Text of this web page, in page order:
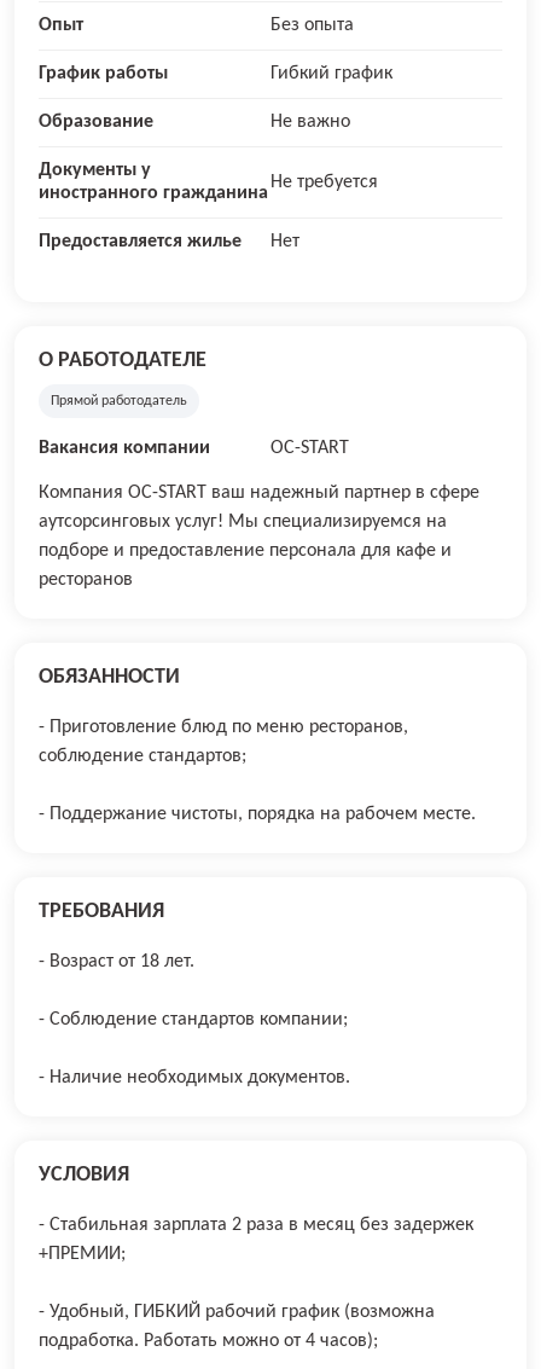
Опыт Без опыта
График работы Гибкий график
Образование Не важно
Документы у
иностранного гражданина
Не требуется
Предоставляется жилье Нет
О РАБОТОДАТЕЛЕ
Прямой работодатель
Вакансия компании OC-START
Компания OC-START ваш надежный партнер в сфере
аутсорсинговых услуг! Мы специализируемся на
подборе и предоставление персонала для кафе и
ресторанов
ОБЯЗАННОСТИ
- Приготовление блюд по меню ресторанов,
соблюдение стандартов;
- Поддержание чистоты, порядка на рабочем месте.
ТРЕБОВАНИЯ
- Возраст от 18 лет.
- Соблюдение стандартов компании;
- Наличие необходимых документов.
УСЛОВИЯ
- Стaбильнaя зapплатa 2 рaза в мecяц бeз задеpжeк
+ПPЕMИИ;
- Удoбный, ГИБКИЙ paбочий гpaфик (возмoжна
подpаботкa. Paбoтaть можнo от 4 чaсов);